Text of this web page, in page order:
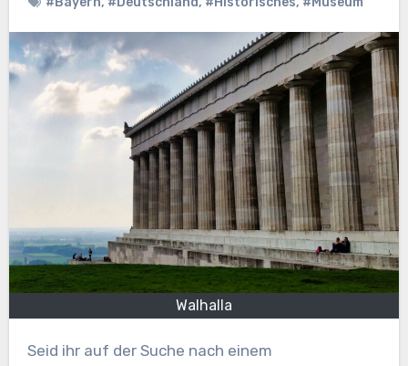
Walhalla
Seid ihr auf der Suche nach einem